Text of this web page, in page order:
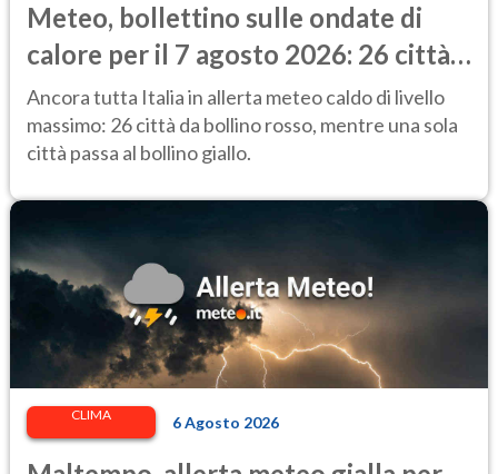
Meteo, bollettino sulle ondate di
calore per il 7 agosto 2026: 26 città
da bollino rosso in Italia
Ancora tutta Italia in allerta meteo caldo di livello
massimo: 26 città da bollino rosso, mentre una sola
città passa al bollino giallo.
CLIMA 6 Agosto 2026